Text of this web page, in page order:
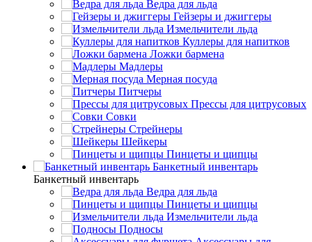
Ведра для льда
Гейзеры и джиггеры
Измельчители льда
Куллеры для напитков
Ложки бармена
Мадлеры
Мерная посуда
Питчеры
Прессы для цитрусовых
Совки
Стрейнеры
Шейкеры
Пинцеты и щипцы
Банкетный инвентарь
Банкетный инвентарь
Ведра для льда
Пинцеты и щипцы
Измельчители льда
Подносы